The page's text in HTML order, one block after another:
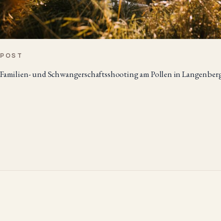
POST
Familien- und Schwangerschaftsshooting am Pollen in